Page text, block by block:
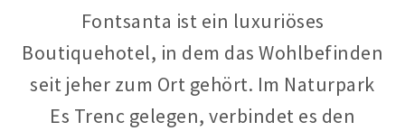
Fontsanta ist ein luxuriöses
Boutiquehotel, in dem das Wohlbefinden
seit jeher zum Ort gehört. Im Naturpark
Es Trenc gelegen, verbindet es den